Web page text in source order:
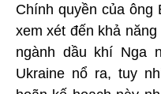
Chính quyền của ông
xem xét đến khả
ngành dầu khí Nga
Ukraine nổ ra, tuy